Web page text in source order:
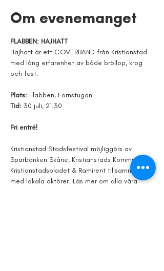
Om evenemanget
FLABBEN: HAJHATT
Hajhatt är ett COVERBAND från Kristianstad
med lång erfarenhet av både bröllop, krog
och fest.
Plats: Flabben, Fornstugan
Tid: 30 juli, 21.30
Fri entré!
Kristianstad Stadsfestival möjliggörs av
Sparbanken Skåne, Kristianstads Kommun,
Kristianstadsbladet & Ramirent tillsammans
med lokala aktörer. Läs mer om alla våra